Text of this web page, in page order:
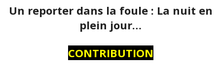
Un reporter dans la foule : La nuit en
plein jour…
CONTRIBUTION